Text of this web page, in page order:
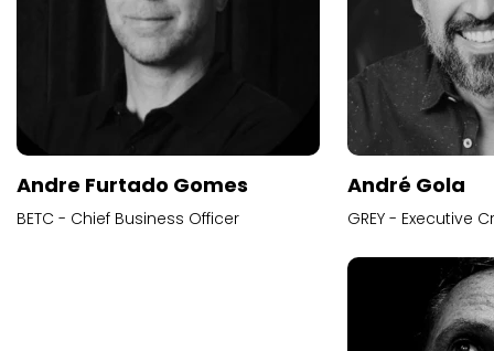
Andre Furtado Gomes
BETC - Chief Business Officer
André Gola
GREY - Executive